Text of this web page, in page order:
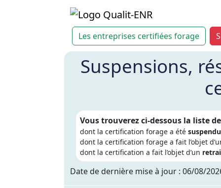
Les entreprises certifiées forage
Suspensions,
Vous trouverez ci-dessous la liste
dont la certification forage a été
dont la certification forage a fait l’objet
dont la certification a fait l’objet d’un
Date de dernière mise à jour : 06/08/